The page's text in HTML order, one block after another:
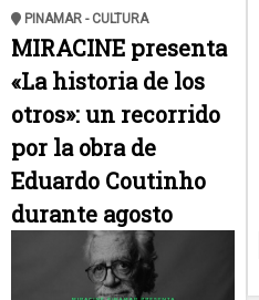
PINAMAR - CULTURA
MIRACINE presenta
«La historia de los
otros»: un recorrido
por la obra de
Eduardo Coutinho
durante agosto